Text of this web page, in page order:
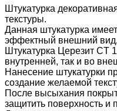
Штукатурка
текстуры.
Данная штукатурка
эффектный внешний
Штукатурка Церезит CT
внутренней, так и во
Нанесение штукатурки
создание желаемой
После высыхания
защитить поверхность и